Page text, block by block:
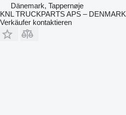
Dänemark, Tappernøje
KNL TRUCKPARTS APS – DENMARK
Verkäufer kontaktieren